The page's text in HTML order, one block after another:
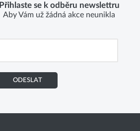
Přihlaste se k odběru newslettru
Aby Vám už žádná akce neunikla
ODESLAT